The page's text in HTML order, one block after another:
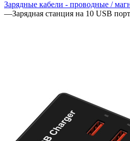
Зарядные кабели - проводные /
—Зарядная станция на 10 USB